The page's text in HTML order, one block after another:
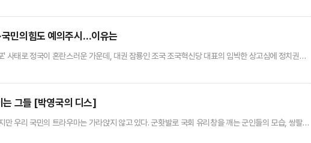
구했다.주 의원은 "지난 6일 이재명 대표의 공직선거법 위반 사건 항소심이 접수됐다"며 "이 대표는
민의힘도 예의주시…이유는
사태로 정국이 혼란스러운 가운데, 대권 잠룡인 조국 조국혁신당 대표의 임박한 상고심에 정치권의
어서다.10일 정치권에 따르면 조 대표는 오는 12일 자녀 입시비리와 청와대 감찰 무마 등의 혐의로
는 그들 [박영국의 디스]
만 우리 국민의 트라우마는 가라앉지 않고 있다. 군홧발로 국회 유리창을 깨는 군인들의 모습, 쌍팔년